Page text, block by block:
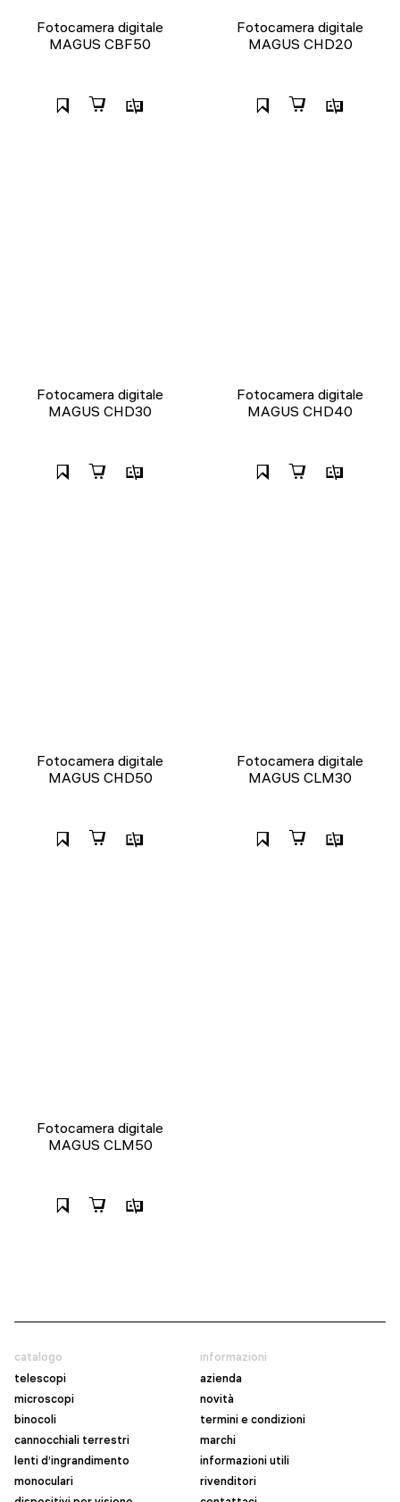
Fotocamera digitale
MAGUS CBF50
Fotocamera digitale
MAGUS CHD20
Fotocamera digitale
MAGUS CHD30
Fotocamera digitale
MAGUS CHD40
Fotocamera digitale
MAGUS CHD50
Fotocamera digitale
MAGUS CLM30
Fotocamera digitale
MAGUS CLM50
catalogo
telescopi
microscopi
binocoli
cannocchiali terrestri
lenti d’ingrandimento
monoculari
informazioni
azienda
novità
termini e condizioni
marchi
informazioni utili
rivenditori